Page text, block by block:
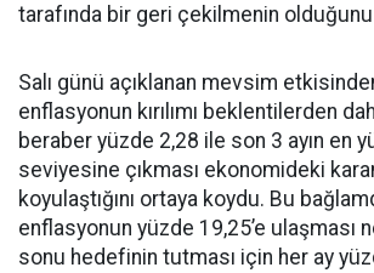
tarafında bir geri çekilmenin
Salı günü açıklanan mevsim etkisinden
enflasyonun kırılımı beklentilerden
beraber yüzde 2,28 ile son 3 ayın en
seviyesine çıkması ekonomideki
koyulaştığını ortaya koydu. Bu
enflasyonun yüzde 19,25’e ulaşması
sonu hedefinin tutması için her ay